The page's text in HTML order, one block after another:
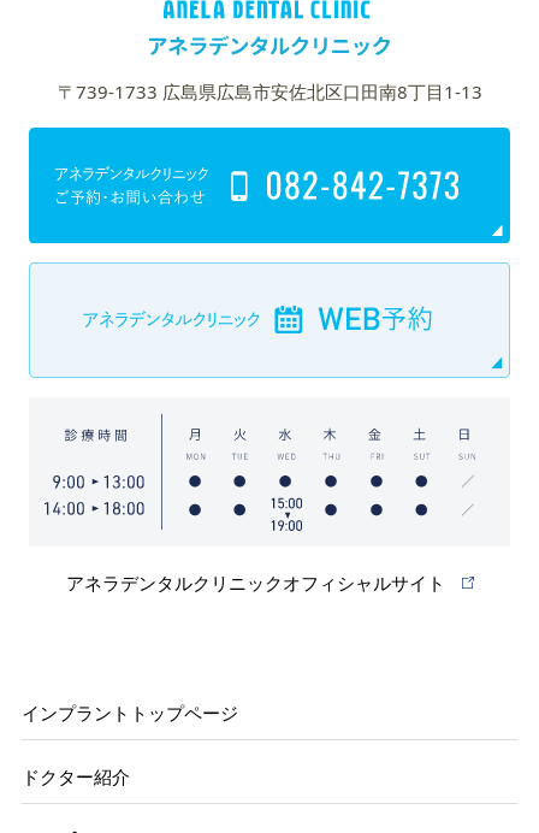
〒739-1733 広島県広島市安佐北区口田南8丁目1-13
アネラデンタルクリニックオフィシャルサイト
インプラントトップページ
ドクター紹介